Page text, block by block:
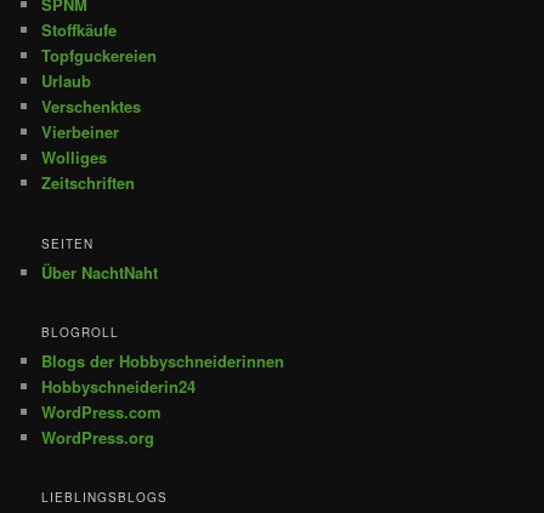
Stoffkäufe
Topfguckereien
Urlaub
Verschenktes
Vierbeiner
Wolliges
Zeitschriften
SEITEN
Über NachtNaht
BLOGROLL
Blogs der Hobbyschneiderinnen
Hobbyschneiderin24
WordPress.com
WordPress.org
LIEBLINGSBLOGS